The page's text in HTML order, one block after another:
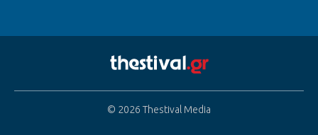
© 2026 Thestival Media